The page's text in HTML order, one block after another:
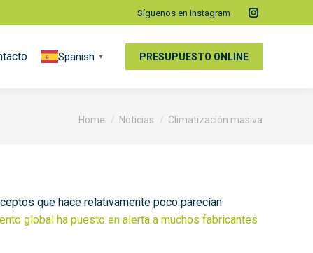
Síguenos en Instagram
Instagram
Spanish ▼ PRESUPUESTO ONLINE
You are here:
Home Noticias Climatización masiva
que hace relativamente poco parecían
global ha puesto en alerta a muchos fabricantes